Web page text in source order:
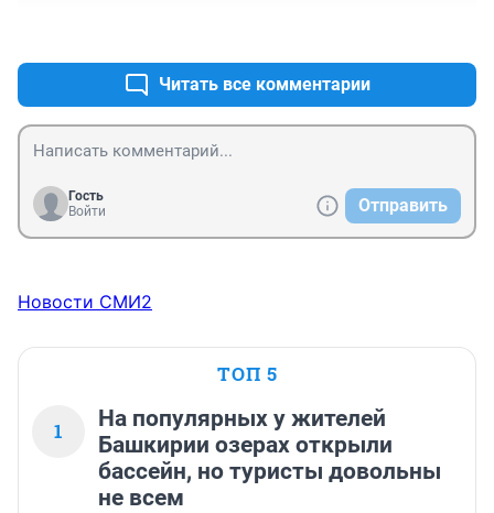
Читать все комментарии
Гость
Войти
Отправить
Новости СМИ2
ТОП 5
1
На популярных у жителей
Башкирии озерах открыли
бассейн, но туристы довольны
не всем